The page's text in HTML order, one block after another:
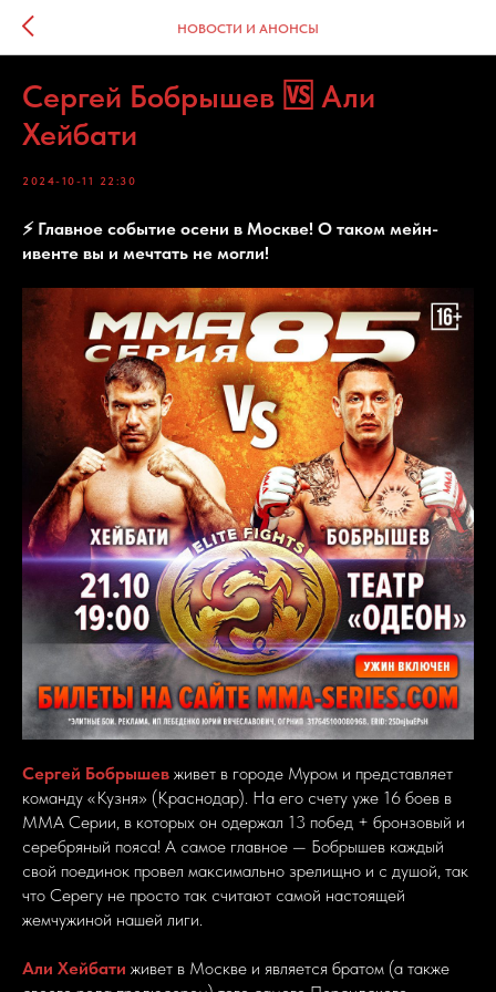
НОВОСТИ И АНОНСЫ
Сергей Бобрышев 🆚 Али
Хейбати
2024-10-11 22:30
⚡️ Главное событие осени в Москве! О таком мейн-
ивенте вы и мечтать не могли!
Сергей Бобрышев живет в городе Муром и представляет
команду «Кузня» (Краснодар). На его счету уже 16 боев в
ММА Серии, в которых он одержал 13 побед + бронзовый и
серебряный пояса! А самое главное — Бобрышев каждый
свой поединок провел максимально зрелищно и с душой, так
что Серегу не просто так считают самой настоящей
жемчужиной нашей лиги.
Али Хейбати живет в Москве и является братом (а также